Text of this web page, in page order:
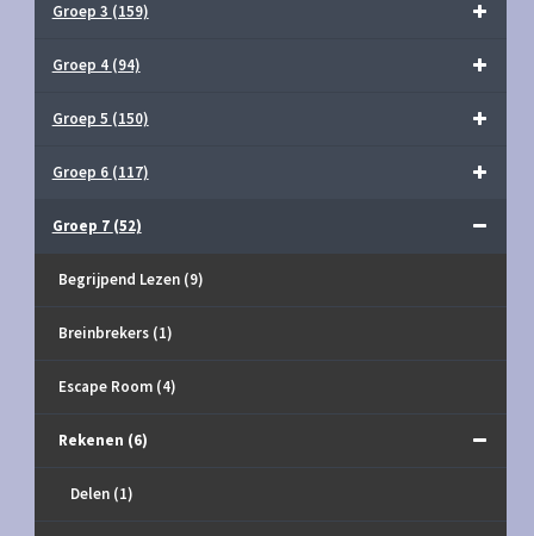
Groep 3 (159)
Groep 4 (94)
Groep 5 (150)
Groep 6 (117)
Groep 7 (52)
Begrijpend Lezen (9)
Breinbrekers (1)
Escape Room (4)
Rekenen (6)
Delen (1)